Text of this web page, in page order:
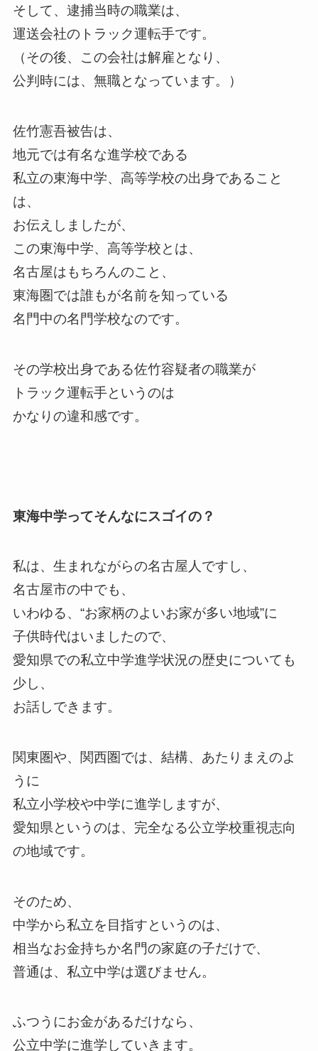
そして、逮捕当時の職業は、
運送会社のトラック運転手です。
（その後、この会社は解雇となり、
公判時には、無職となっています。）
佐竹憲吾被告は、
地元では有名な進学校である
私立の東海中学、高等学校の出身であること
は、
お伝えしましたが、
この東海中学、高等学校とは、
名古屋はもちろんのこと、
東海圏では誰もが名前を知っている
名門中の名門学校なのです。
その学校出身である佐竹容疑者の職業が
トラック運転手というのは
かなりの違和感です。
東海中学ってそんなにスゴイの？
私は、生まれながらの名古屋人ですし、
名古屋市の中でも、
いわゆる、“お家柄のよいお家が多い地域”に
子供時代はいましたので、
愛知県での私立中学進学状況の歴史についても
少し、
お話しできます。
関東圏や、関西圏では、結構、あたりまえのよ
うに
私立小学校や中学に進学しますが、
愛知県というのは、完全なる公立学校重視志向
の地域です。
そのため、
中学から私立を目指すというのは、
相当なお金持ちか名門の家庭の子だけで、
普通は、私立中学は選びません。
ふつうにお金があるだけなら、
公立中学に進学していきます。